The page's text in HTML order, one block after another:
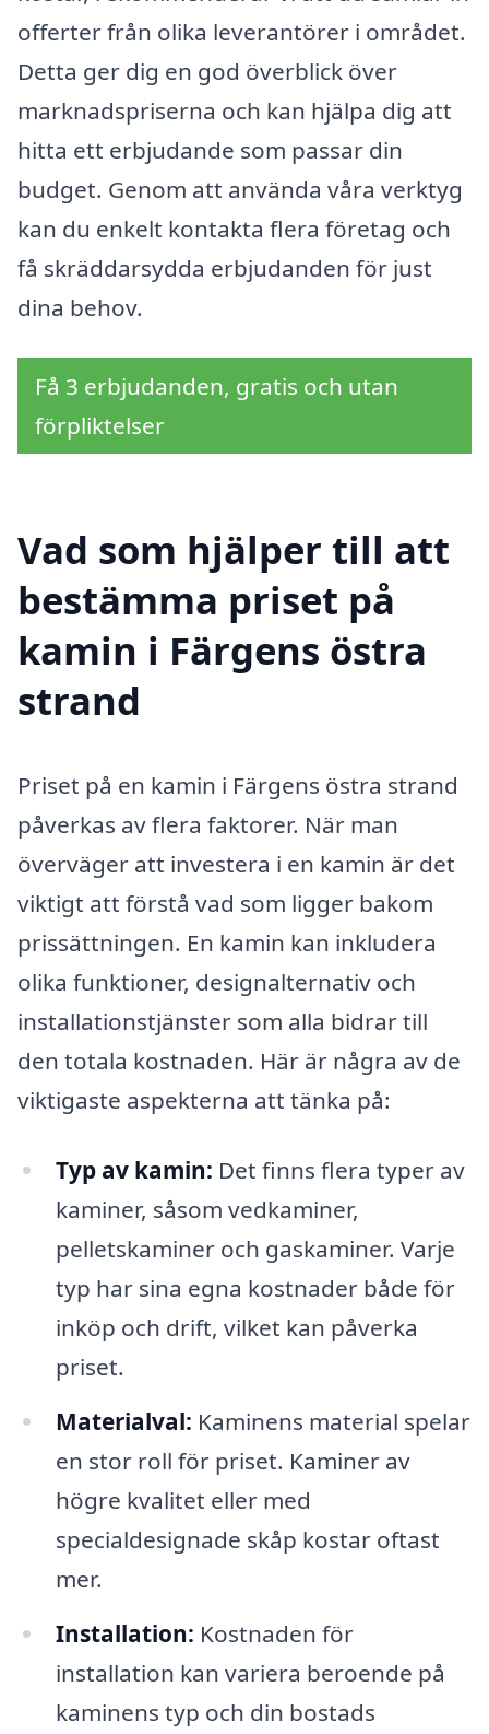
offerter från olika leverantörer i området.
Detta ger dig en god överblick över
marknadspriserna och kan hjälpa dig att
hitta ett erbjudande som passar din
budget. Genom att använda våra verktyg
kan du enkelt kontakta flera företag och
få skräddarsydda erbjudanden för just
dina behov.
Få 3 erbjudanden, gratis och utan
förpliktelser
Vad som hjälper till att
bestämma priset på
kamin i Färgens östra
strand
Priset på en kamin i Färgens östra strand
påverkas av flera faktorer. När man
överväger att investera i en kamin är det
viktigt att förstå vad som ligger bakom
prissättningen. En kamin kan inkludera
olika funktioner, designalternativ och
installationstjänster som alla bidrar till
den totala kostnaden. Här är några av de
viktigaste aspekterna att tänka på:
Typ av kamin: Det finns flera typer av
kaminer, såsom vedkaminer,
pelletskaminer och gaskaminer. Varje
typ har sina egna kostnader både för
inköp och drift, vilket kan påverka
priset.
Materialval: Kaminens material spelar
en stor roll för priset. Kaminer av
högre kvalitet eller med
specialdesignade skåp kostar oftast
mer.
Installation: Kostnaden för
installation kan variera beroende på
kaminens typ och din bostads